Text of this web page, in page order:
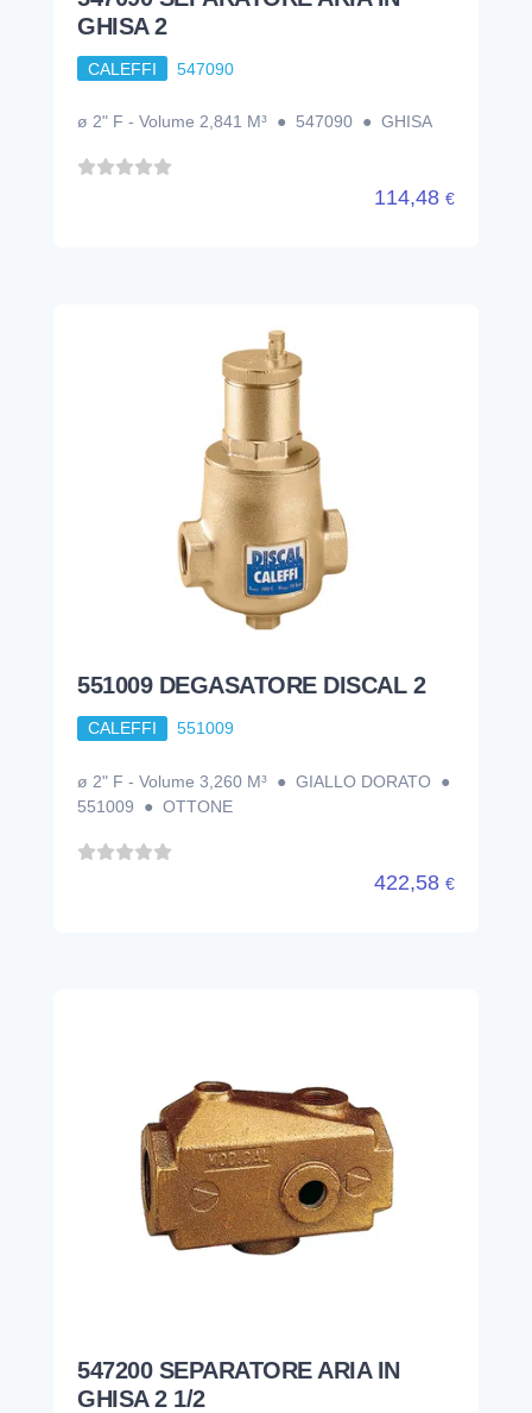
GHISA 2
CALEFFI 547090
ø 2" F - Volume 2,841 M³ ● 547090 ● GHISA
114,48 €
551009 DEGASATORE DISCAL 2
CALEFFI 551009
ø 2" F - Volume 3,260 M³ ● GIALLO DORATO ●
551009 ● OTTONE
422,58 €
547200 SEPARATORE ARIA IN
GHISA 2 1/2